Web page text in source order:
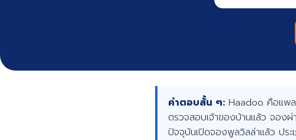
คำตอบสั้น ๆ: Haadoo คือแพ
ตรวจสอบเจ้าของบ้านแล้ว จอง
ปัจจุบันเปิดจองพูลวิลล่าแล้ว ประ